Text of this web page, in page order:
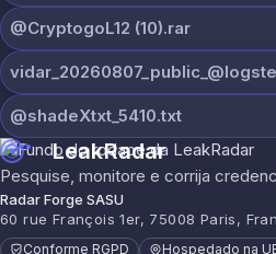
@CryptogoL12 (10).rar
@shadeXtxt_5410.txt
LeakRadar
Pesquise, monitore e corrija
Radar Forge SASU
60 rue François 1er, 75008 Paris,
Conforme RGPD Hospedado na